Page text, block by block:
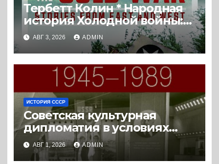
Тербетт Колин * Народная
история Холодной войны:
истории с Востока и Запада
(2023) * Реферат книги
АВГ 3, 2026 ADMIN
ИСТОРИЯ СССР
Советская культурная
дипломатия в условиях
Холодной войны. 1945-1989.
(2018) * Книга
АВГ 1, 2026 ADMIN